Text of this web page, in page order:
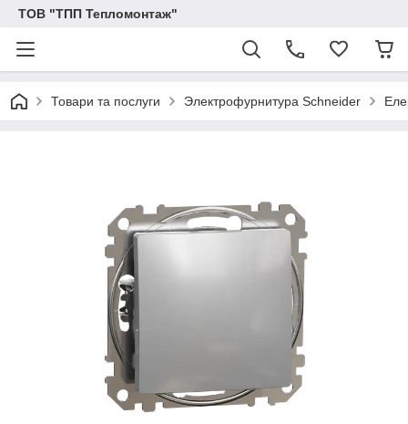
ТОВ "ТПП Тепломонтаж"
Товари та послуги Электрофурнитура Schneider